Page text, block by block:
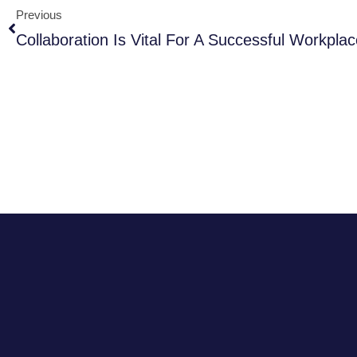
Previous
Collaboration Is Vital For A Successful